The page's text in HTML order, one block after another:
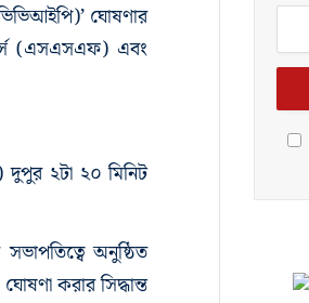
ঘোষণার
(এসএসএফ) এবং
২টা ২০ মিনিট
অনুষ্ঠিত
করার সিদ্ধান্ত